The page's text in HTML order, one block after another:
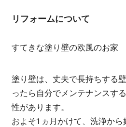
リフォームについて
すてきな塗り壁の欧風のお家
塗り壁は、丈夫で長持ちする
ったら自分でメンテナンスす
性があります。
およそ1ヵ月かけて、洗浄か